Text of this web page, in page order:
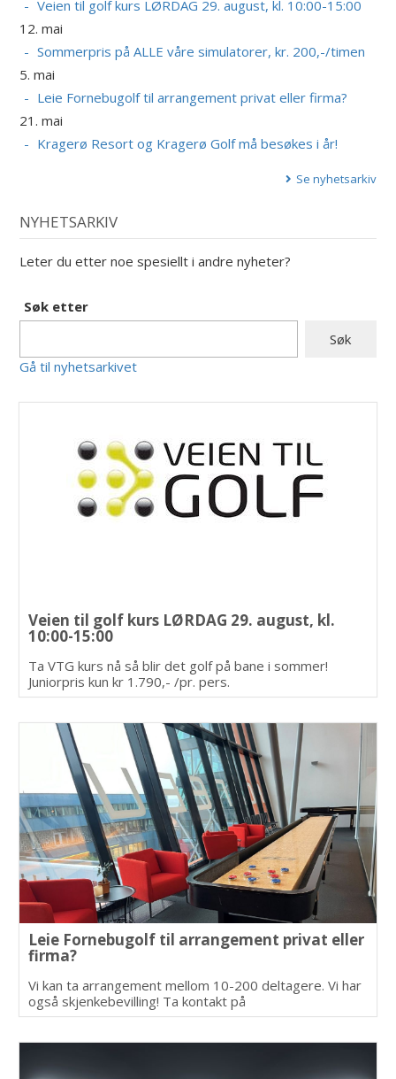
Veien til golf kurs LØRDAG 29. august, kl. 10:00-15:00
12. mai
Sommerpris på ALLE våre simulatorer, kr. 200,-/timen
5. mai
Leie Fornebugolf til arrangement privat eller firma?
21. mai
Kragerø Resort og Kragerø Golf må besøkes i år!
Se nyhetsarkiv
NYHETSARKIV
Leter du etter noe spesiellt i andre nyheter?
Søk etter
Gå til nyhetsarkivet
Veien til golf kurs LØRDAG 29. august, kl.
10:00-15:00
Ta VTG kurs nå så blir det golf på bane i sommer!
Juniorpris kun kr 1.790,- /pr. pers.
Leie Fornebugolf til arrangement privat eller
firma?
Vi kan ta arrangement mellom 10-200 deltagere. Vi har
også skjenkebevilling! Ta kontakt på
thomas@fornebugolf.no eller mobil.